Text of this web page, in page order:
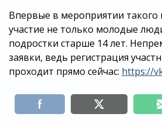
Впервые в мероприятии
участие не только молодые
подростки старше 14 лет.
заявки, ведь регистрация
проходит прямо сейчас: https://